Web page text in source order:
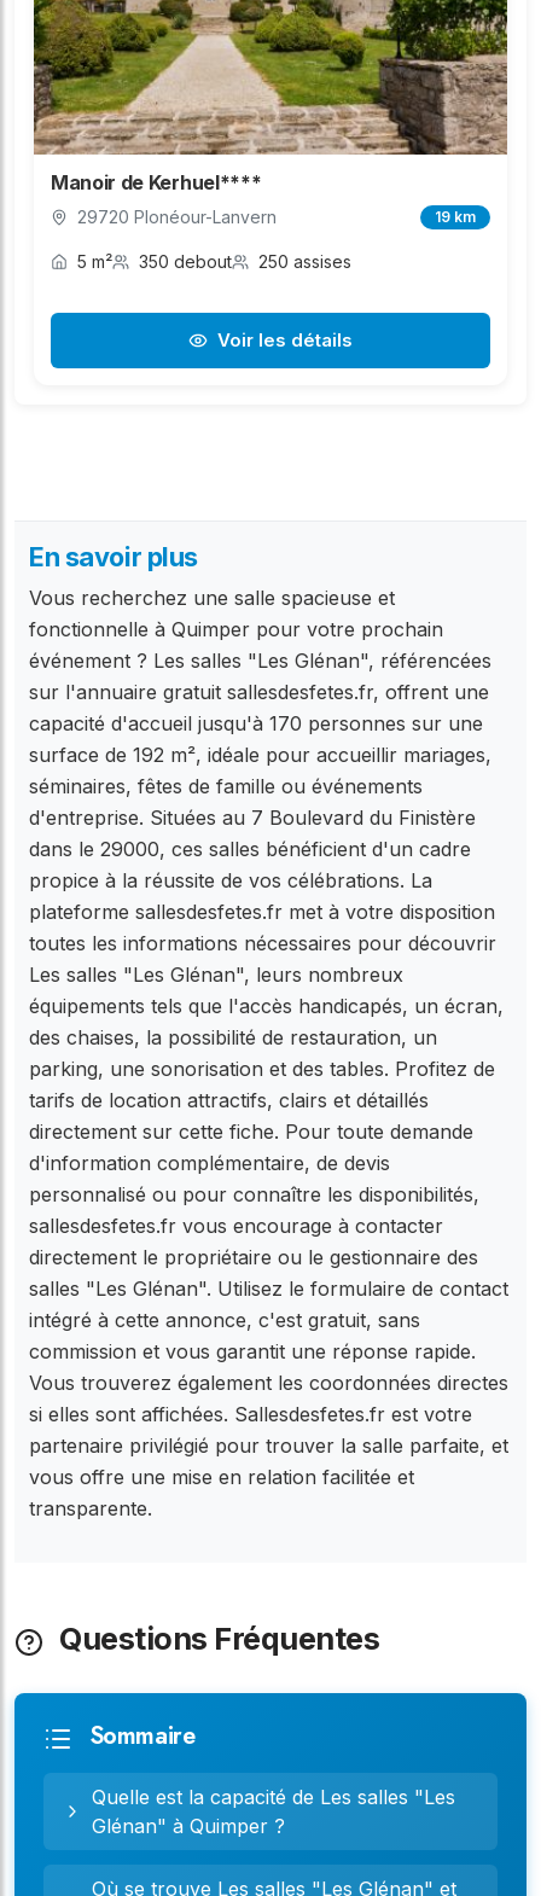
Manoir de Kerhuel****
29720 Plonéour-Lanvern 19 km
5 m² 350 debout 250 assises
Voir les détails
En savoir plus
Vous recherchez une salle spacieuse et
fonctionnelle à Quimper pour votre prochain
événement ? Les salles "Les Glénan", référencées
sur l'annuaire gratuit sallesdesfetes.fr, offrent une
capacité d'accueil jusqu'à 170 personnes sur une
surface de 192 m², idéale pour accueillir mariages,
séminaires, fêtes de famille ou événements
d'entreprise. Situées au 7 Boulevard du Finistère
dans le 29000, ces salles bénéficient d'un cadre
propice à la réussite de vos célébrations. La
plateforme sallesdesfetes.fr met à votre disposition
toutes les informations nécessaires pour découvrir
Les salles "Les Glénan", leurs nombreux
équipements tels que l'accès handicapés, un écran,
des chaises, la possibilité de restauration, un
parking, une sonorisation et des tables. Profitez de
tarifs de location attractifs, clairs et détaillés
directement sur cette fiche. Pour toute demande
d'information complémentaire, de devis
personnalisé ou pour connaître les disponibilités,
sallesdesfetes.fr vous encourage à contacter
directement le propriétaire ou le gestionnaire des
salles "Les Glénan". Utilisez le formulaire de contact
intégré à cette annonce, c'est gratuit, sans
commission et vous garantit une réponse rapide.
Vous trouverez également les coordonnées directes
si elles sont affichées. Sallesdesfetes.fr est votre
partenaire privilégié pour trouver la salle parfaite, et
vous offre une mise en relation facilitée et
transparente.
Questions Fréquentes
Sommaire
Quelle est la capacité de Les salles "Les
Glénan" à Quimper ?
Où se trouve Les salles "Les Glénan" et